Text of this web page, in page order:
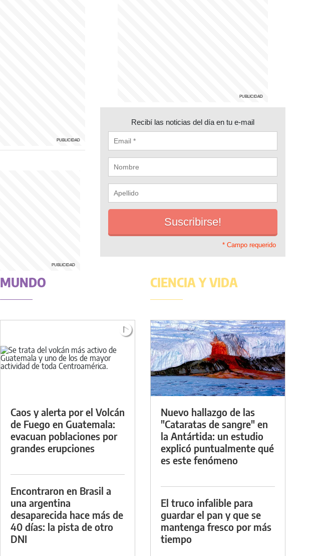
Recibí las noticias del día en tu e-mail
* Campo requerido
MUNDO
Caos y alerta por el Volcán
de Fuego en Guatemala:
evacuan poblaciones por
grandes erupciones
Encontraron en Brasil a
una argentina
desaparecida hace más de
40 días: la pista de otro
DNI
CIENCIA Y VIDA
Nuevo hallazgo de las
"Cataratas de sangre" en
la Antártida: un estudio
explicó puntualmente qué
es este fenómeno
El truco infalible para
guardar el pan y que se
mantenga fresco por más
tiempo